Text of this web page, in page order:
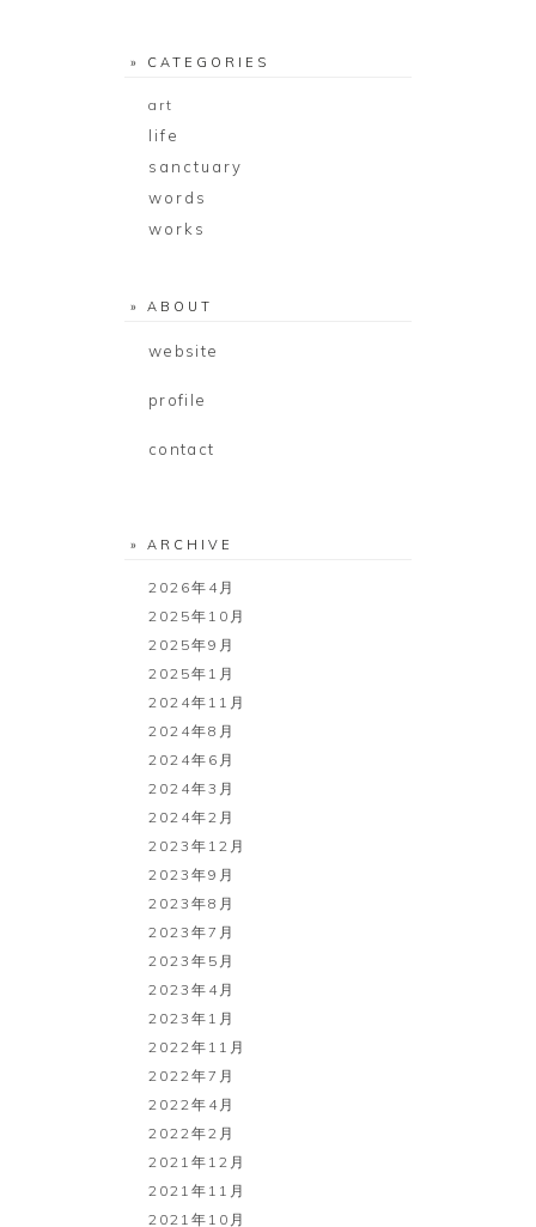
» CATEGORIES
art
life
sanctuary
words
works
» ABOUT
website
profile
contact
» ARCHIVE
2026年4月
2025年10月
2025年9月
2025年1月
2024年11月
2024年8月
2024年6月
2024年3月
2024年2月
2023年12月
2023年9月
2023年8月
2023年7月
2023年5月
2023年4月
2023年1月
2022年11月
2022年7月
2022年4月
2022年2月
2021年12月
2021年11月
2021年10月